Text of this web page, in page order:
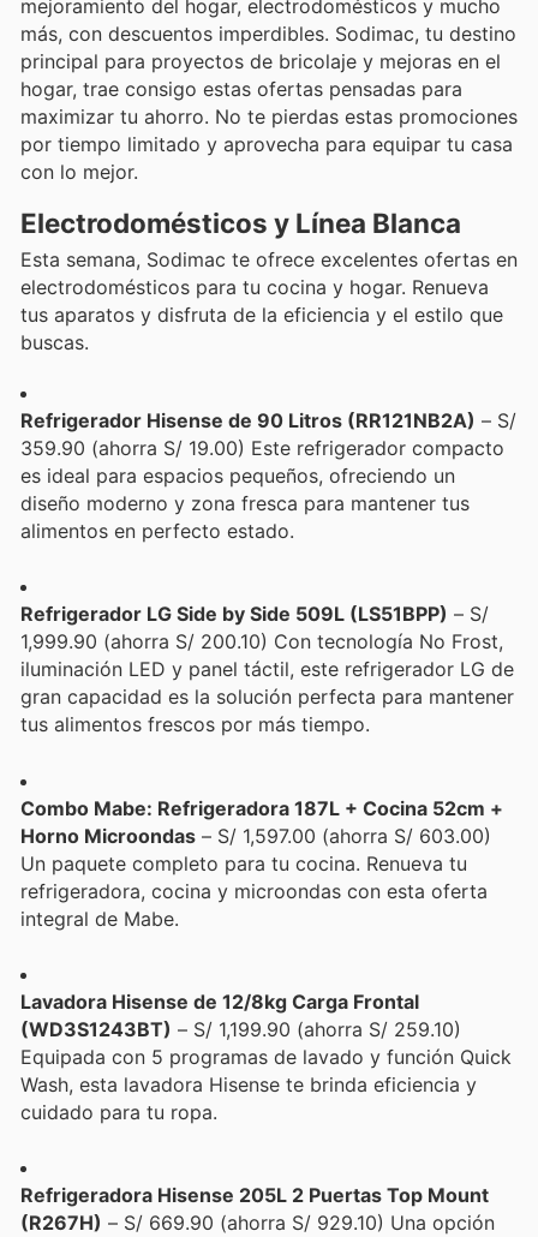
mejoramiento del hogar, electrodomésticos y mucho
más, con descuentos imperdibles. Sodimac, tu destino
principal para proyectos de bricolaje y mejoras en el
hogar, trae consigo estas ofertas pensadas para
maximizar tu ahorro. No te pierdas estas promociones
por tiempo limitado y aprovecha para equipar tu casa
con lo mejor.
Electrodomésticos y Línea Blanca
Esta semana, Sodimac te ofrece excelentes ofertas en
electrodomésticos para tu cocina y hogar. Renueva
tus aparatos y disfruta de la eficiencia y el estilo que
buscas.
Refrigerador Hisense de 90 Litros (RR121NB2A) – S/
359.90 (ahorra S/ 19.00) Este refrigerador compacto
es ideal para espacios pequeños, ofreciendo un
diseño moderno y zona fresca para mantener tus
alimentos en perfecto estado.
Refrigerador LG Side by Side 509L (LS51BPP) – S/
1,999.90 (ahorra S/ 200.10) Con tecnología No Frost,
iluminación LED y panel táctil, este refrigerador LG de
gran capacidad es la solución perfecta para mantener
tus alimentos frescos por más tiempo.
Combo Mabe: Refrigeradora 187L + Cocina 52cm +
Horno Microondas – S/ 1,597.00 (ahorra S/ 603.00)
Un paquete completo para tu cocina. Renueva tu
refrigeradora, cocina y microondas con esta oferta
integral de Mabe.
Lavadora Hisense de 12/8kg Carga Frontal
(WD3S1243BT) – S/ 1,199.90 (ahorra S/ 259.10)
Equipada con 5 programas de lavado y función Quick
Wash, esta lavadora Hisense te brinda eficiencia y
cuidado para tu ropa.
Refrigeradora Hisense 205L 2 Puertas Top Mount
(R267H) – S/ 669.90 (ahorra S/ 929.10) Una opción